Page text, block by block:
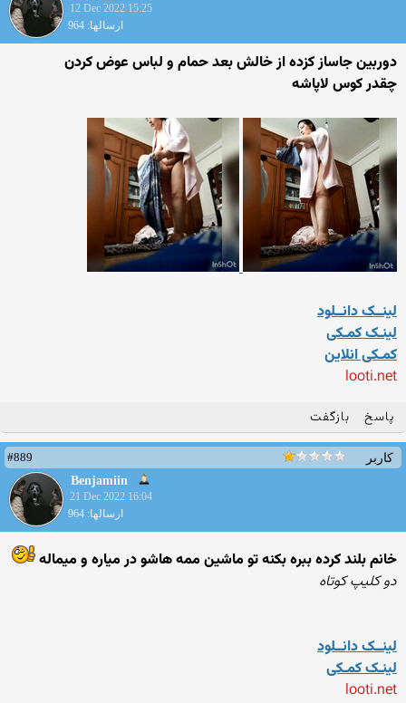
12 Dec 2022 15:25
ارسالها: 964
دوربین جاساز کزده از خالش بعد حمام و لباس عوض کردن
چقدر کوس لاپاشه
لینــک دانــلود
لینـک کمـکی
کمـکی انلاین
looti.net
پاسخ بازگفت
کاربر
#889
Benjamiin
21 Dec 2022 16:04
ارسالها: 964
خانم بلند کرده ببره بکنه تو ماشین ممه هاشو در میاره و میماله
دو کلیپ کوتاه
لینــک دانــلود
لینـک کمـکی
looti.net